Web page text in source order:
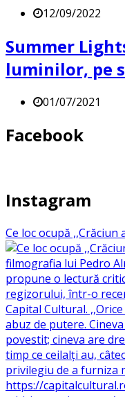
12/09/2022
Summer
luminilor, pe
01/07/2021
Facebook
Instagram
Ce loc ocupă ,,Crăciun